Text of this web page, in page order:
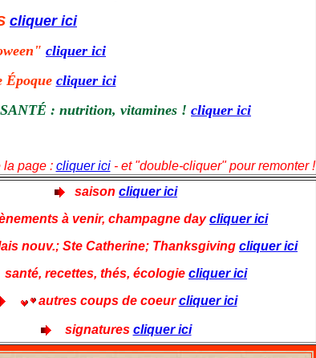
cliquer ici
cliquer ici
Époque cliquer ici
SANTÉ : nutrition, vitamines ! cliquer ici
la page : cliquer ici- et "double-cliquer" pour remonter !
saison cliquer ici
à venir, champagne daycliquer ici
nouv.; Ste Catherine; Thanksgiving cliquer ici
santé, recettes, thés, écologie cliquer ici
autres coups de coeurcliquer ici
signatures cliquer ici